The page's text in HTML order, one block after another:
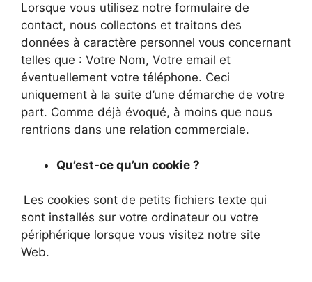
Lorsque vous utilisez notre formulaire de
contact, nous collectons et traitons des
données à caractère personnel vous concernant
telles que : Votre Nom, Votre email et
éventuellement votre téléphone. Ceci
uniquement à la suite d’une démarche de votre
part. Comme déjà évoqué, à moins que nous
rentrions dans une relation commerciale.
Qu’est-ce qu’un cookie ?
Les cookies sont de petits fichiers texte qui
sont installés sur votre ordinateur ou votre
périphérique lorsque vous visitez notre site
Web.